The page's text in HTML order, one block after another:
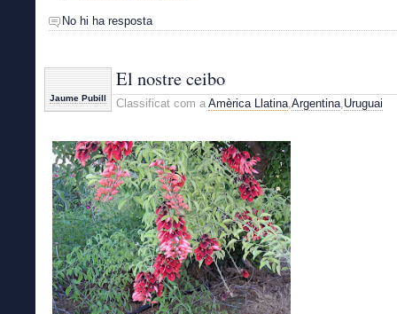
No hi ha resposta
Jaume Pubill
El nostre ceibo
Classificat com a Amèrica Llatina,Argentina,Uruguai